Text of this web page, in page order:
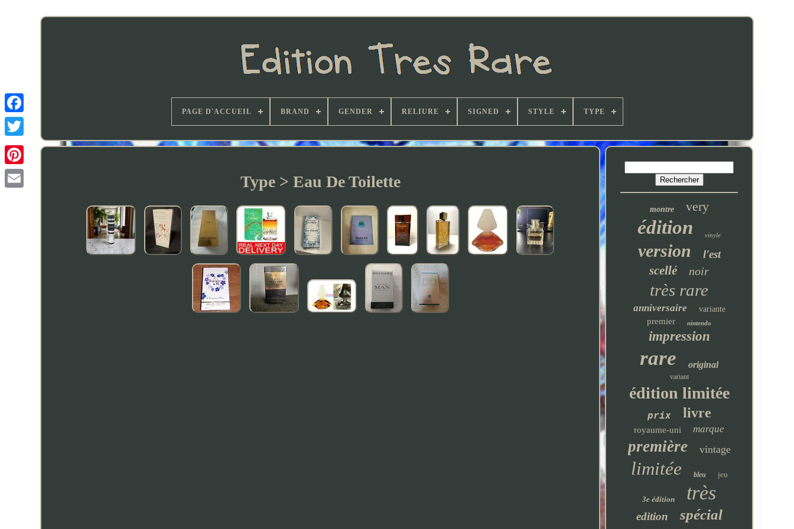
PAGE D'ACCUEIL BRAND GENDER RELIURE SIGNED STYLE TYPE
Type > Eau De Toilette
montre very
édition vinyle
version l'est
scellé noir
très rare
anniversaire variante
premier nintendo
impression
rare original
variant
édition limitée
prix livre
royaume-uni marque
première vintage
limitée bleu jeu
3e édition très
edition spécial